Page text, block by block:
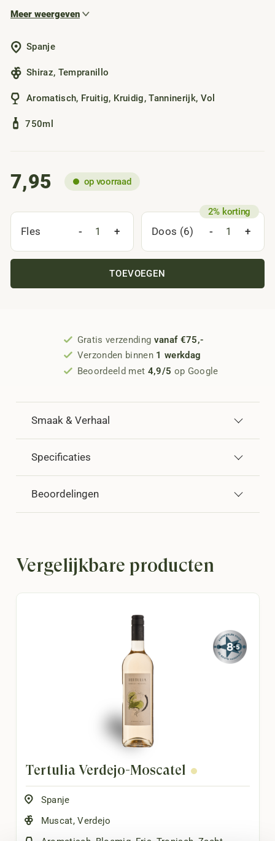
is stevig, maar niet log. Gewoon een mooi Spaanse rode
Meer weergeven
Spanje
Shiraz, Tempranillo
Aromatisch, Fruitig, Kruidig,Tanninerijk, Vol
750ml
7,95 op voorraad
Fles - + Doos (6) - +
TOEVOEGEN
Gratis verzending vanaf €75,-
Verzonden binnen 1 werkdag
Beoordeeld met 4,9/5 op Google
Smaak & Verhaal
Specificaties
Beoordelingen
Vergelijkbare producten
Tertulia Verdejo-Moscatel
Spanje
Muscat,Verdejo